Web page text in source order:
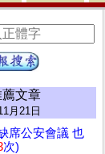
文章
月21日
席公安會議 也
次)